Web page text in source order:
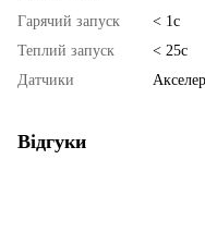
Гарячий запуск
< 1c
Теплий запуск
< 25c
Датчики
Відгуки